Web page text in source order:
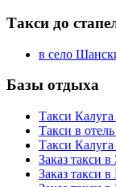
Такси до
в село
Базы отдыха
Такси
Такси в
Такси
Заказ такси
Заказ такси